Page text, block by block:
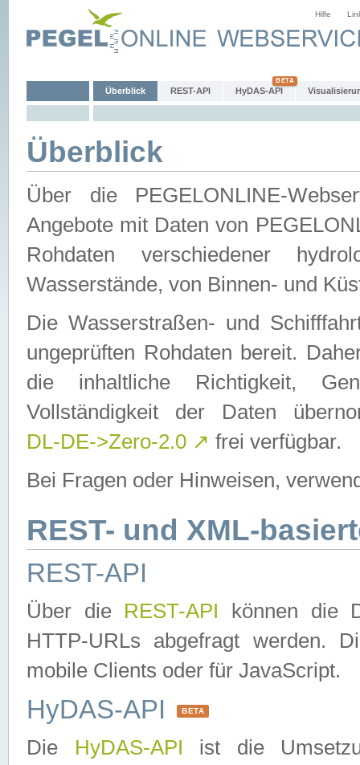
Hilfe
Überblick REST-API HyDAS-API
Überblick
Über die PEGELONLINE-
Angebote mit Daten von
Rohdaten verschiedener
Wasserstände, von Binnen- und
Die Wasserstraßen- und
ungeprüften Rohdaten bereit.
die inhaltliche Richtigkeit,
Vollständigkeit der Daten
DL-DE->Zero-2.0 ↗ frei verfügbar.
Bei Fragen oder Hinweisen,
REST- und XML-
REST-API
Über die REST-API können die
HTTP-URLs abgefragt werden.
mobile Clients oder für JavaScript.
HyDAS-API BETA
Die HyDAS-API ist die